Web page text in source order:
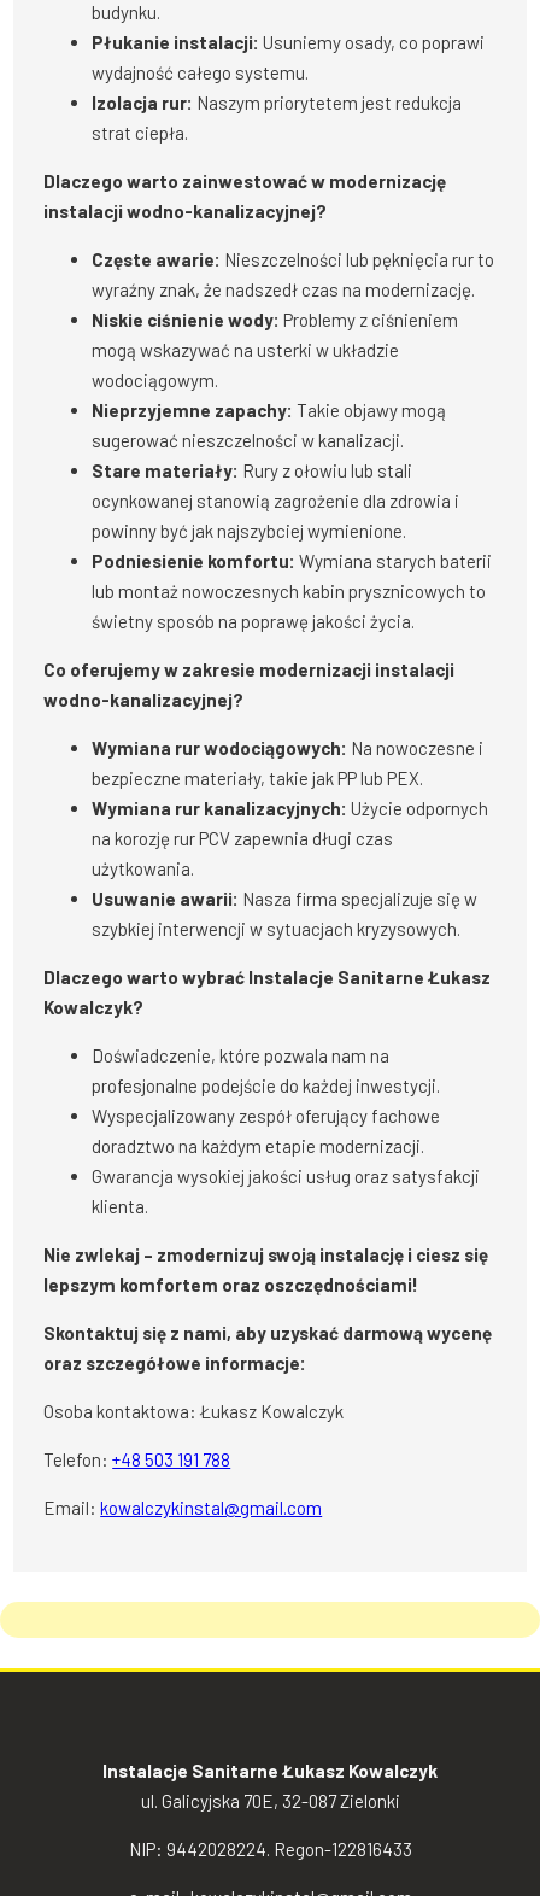
budynku.
Płukanie instalacji: Usuniemy osady, co poprawi
wydajność całego systemu.
Izolacja rur: Naszym priorytetem jest redukcja
strat ciepła.
Dlaczego warto zainwestować w modernizację
instalacji wodno-kanalizacyjnej?
Częste awarie: Nieszczelności lub pęknięcia rur to
wyraźny znak, że nadszedł czas na modernizację.
Niskie ciśnienie wody: Problemy z ciśnieniem
mogą wskazywać na usterki w układzie
wodociągowym.
Nieprzyjemne zapachy: Takie objawy mogą
sugerować nieszczelności w kanalizacji.
Stare materiały: Rury z ołowiu lub stali
ocynkowanej stanowią zagrożenie dla zdrowia i
powinny być jak najszybciej wymienione.
Podniesienie komfortu: Wymiana starych baterii
lub montaż nowoczesnych kabin prysznicowych to
świetny sposób na poprawę jakości życia.
Co oferujemy w zakresie modernizacji instalacji
wodno-kanalizacyjnej?
Wymiana rur wodociągowych: Na nowoczesne i
bezpieczne materiały, takie jak PP lub PEX.
Wymiana rur kanalizacyjnych: Użycie odpornych
na korozję rur PCV zapewnia długi czas
użytkowania.
Usuwanie awarii: Nasza firma specjalizuje się w
szybkiej interwencji w sytuacjach kryzysowych.
Dlaczego warto wybrać Instalacje Sanitarne Łukasz
Kowalczyk?
Doświadczenie, które pozwala nam na
profesjonalne podejście do każdej inwestycji.
Wyspecjalizowany zespół oferujący fachowe
doradztwo na każdym etapie modernizacji.
Gwarancja wysokiej jakości usług oraz satysfakcji
klienta.
Nie zwlekaj – zmodernizuj swoją instalację i ciesz się
lepszym komfortem oraz oszczędnościami!
Skontaktuj się z nami, aby uzyskać darmową wycenę
oraz szczegółowe informacje:
Osoba kontaktowa: Łukasz Kowalczyk
Telefon:+48 503 191 788
Email:kowalczykinstal@gmail.com
Instalacje Sanitarne Łukasz Kowalczyk
ul. Galicyjska 70E, 32-087 Zielonki
NIP: 9442028224. Regon-122816433